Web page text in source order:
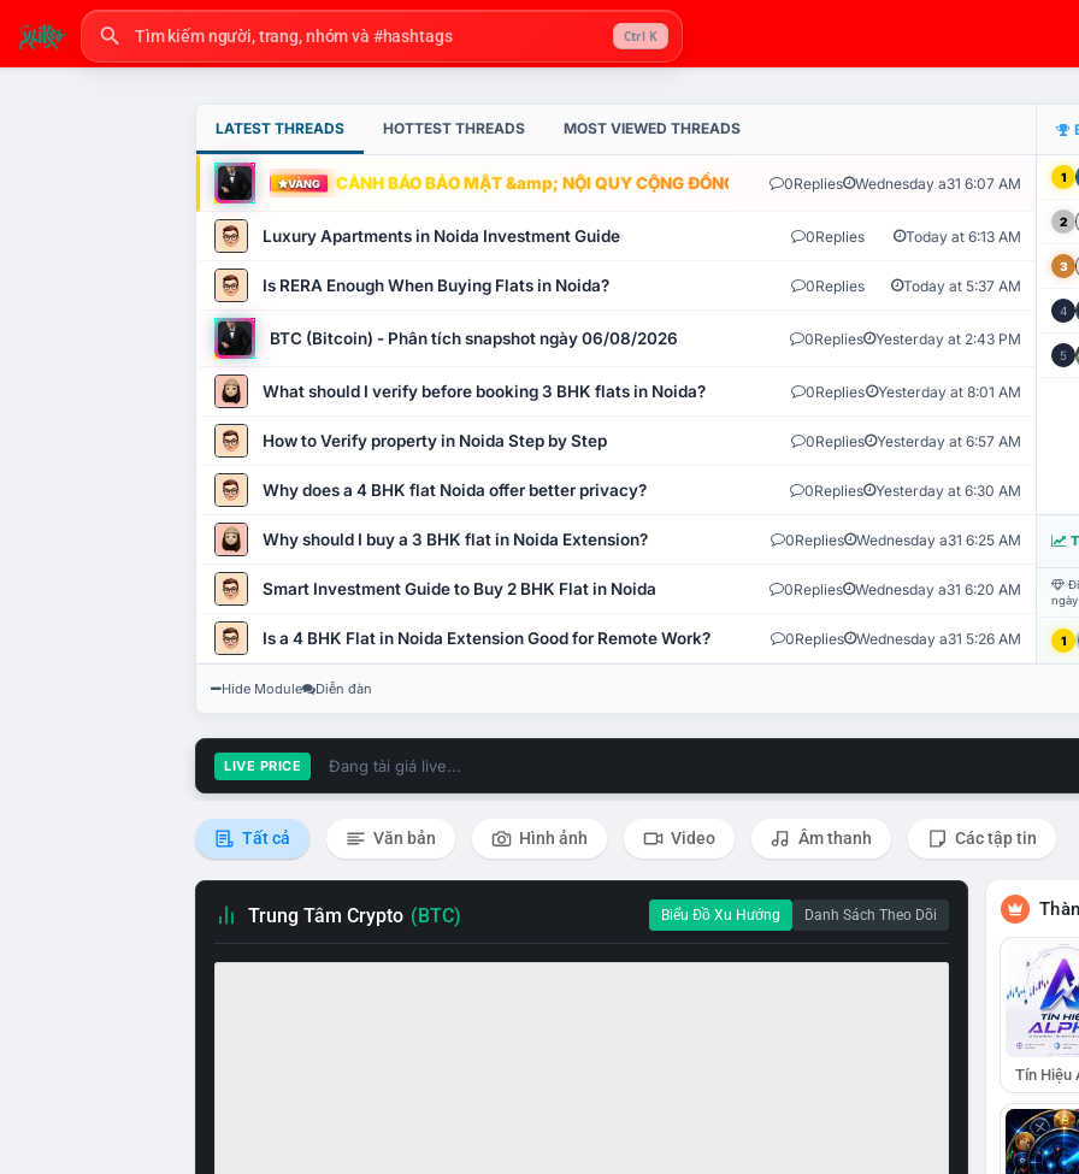
Ctrl K
LATEST THREADS HOTTEST THREADS MOST VIEWED THREADS
VÀNG CẢNH BÁO BẢO MẬT &amp; NỘI QUY CỘNG ĐỒNG VLIKE.VN: HỆ THỐNG GIÁM SÁT TỰ
0Replies Wednesday a31 6:07 AM
Luxury Apartments in Noida Investment Guide 0Replies Today at 6:13 AM
Is RERA Enough When Buying Flats in Noida? 0Replies Today at 5:37 AM
BTC (Bitcoin) - Phân tích snapshot ngày 06/08/2026 0Replies Yesterday at 2:43 PM
What should I verify before booking 3 BHK flats in Noida? 0Replies Yesterday at 8:01 AM
How to Verify property in Noida Step by Step 0Replies Yesterday at 6:57 AM
Why does a 4 BHK flat Noida offer better privacy? 0Replies Yesterday at 6:30 AM
Why should I buy a 3 BHK flat in Noida Extension? 0Replies Wednesday a31 6:25 AM
Smart Investment Guide to Buy 2 BHK Flat in Noida 0Replies Wednesday a31 6:20 AM
Is a 4 BHK Flat in Noida Extension Good for Remote Work? 0Replies Wednesday a31 5:26 AM
1
2
3
4
5
1
Hide Module Diễn đàn
LIVE PRICE Đang tải giá live...
Tất cả Văn bản Hình ảnh Video Âm thanh Các tập tin
Trung Tâm Crypto (BTC) Biểu Đồ Xu Hướng Danh Sách Theo Dõi
Tín Hiệu